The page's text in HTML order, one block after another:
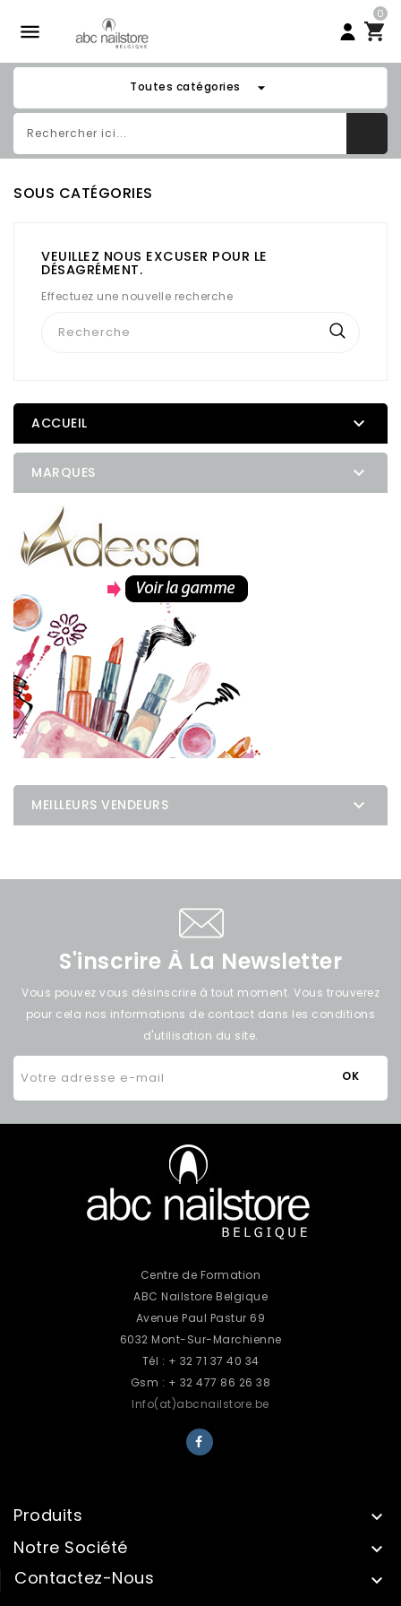

0
Toutes catégories arrow_drop_down
SOUS CATÉGORIES
VEUILLEZ NOUS EXCUSER POUR LE
DÉSAGRÉMENT.
Effectuez une nouvelle recherche
ACCUEIL 
MARQUES 
MEILLEURS VENDEURS 
S'inscrire À La Newsletter
Vous pouvez vous désinscrire à tout moment. Vous trouverez
pour cela nos informations de contact dans les conditions
d'utilisation du site.
Centre de Formation
ABC Nailstore Belgique
Avenue Paul Pastur 69
6032 Mont-Sur-Marchienne
Tél : + 32 71 37 40 34
Gsm : + 32 477 86 26 38
Info(at)abcnailstore.be
Produits 
Notre Société 
Contactez-Nous 